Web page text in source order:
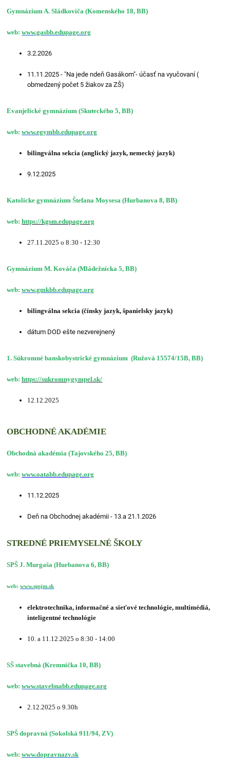
Gymnázium A. Sládkoviča (Komenského 18, BB)
web:www.gasbb.edupage.org
3.2.2026
11.11.2025 - "Na jede ndeň Gasákom"- účasť na vyučovaní (
obmedzený počet 5 žiakov za ZŠ)
Evanjelické gymnázium (Skuteckého 5, BB)
web:www.egymbb.edupage.org
bilingválna sekcia (anglický jazyk, nemecký jazyk)
9.12.2025
Katolícke gymnázium Štefana Moysesa (Hurbanova 8, BB)
web:https://kgsm.edupage.org
27.11.2025 o 8:30 - 12:30
Gymnázium M. Kováča (Mládežnícka 5, BB)
web:www.gmkbb.edupage.org
bilingválna sekcia (čínsky jazyk, španielsky jazyk)
dátum DOD ešte nezverejnený
1. Súkromné banskobystrické gymnázium (Ružová 15574/15B, BB)
web:https://sukromnygympel.sk/
12.12.2025
OBCHODNÉ AKADÉMIE
Obchodná akadémia (Tajovského 25, BB)
web:www.oatabb.edupage.org
11.12.2025
Deň na Obchodnej akadémii - 13.a 21.1.2026
STREDNÉ PRIEMYSELNÉ ŠKOLY
SPŠ J. Murgaša (Hurbanova 6, BB)
web:www.spsjm.sk
elektrotechnika, informačné a sieťové technológie, multimédiá,
inteligentné technológie
10. a 11.12.2025 o 8:30 - 14:00
SŠ stavebná (Kremnička 10, BB)
web:www.stavebnabb.edupage.org
2.12.2025 o 9.30h
SPŠ dopravná (Sokolská 911/94, ZV)
web:www.dopravnazv.sk